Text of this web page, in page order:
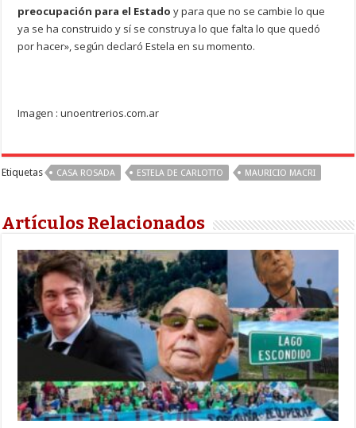
preocupación para el Estado y para que no se cambie lo que
ya se ha construido y sí se construya lo que falta lo que quedó
por hacer», según declaró Estela en su momento.
Imagen : unoentrerios.com.ar
Etiquetas CASA ROSADA ESTELA DE CARLOTTO MAURICIO MACRI
Artículos Relacionados